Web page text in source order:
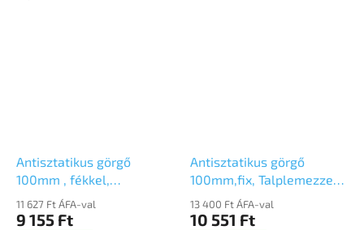
Antisztatikus görgő
100mm , fékkel,
talplemezes,
2477DYK100P50
11 627 Ft ÁFA-val
9 155 Ft
Antisztatikus görgő
100mm,fix, Talplemezzel,
2478DYK100P50
13 400 Ft ÁFA-val
10 551 Ft